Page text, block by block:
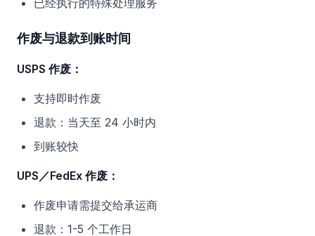
已经执行的特殊处理服务
作废与退款到账时间
USPS 作废：
支持即时作废
退款：当天至 24 小时内
到账较快
UPS／FedEx 作废：
作废申请需提交给承运商
退款：1-5 个工作日